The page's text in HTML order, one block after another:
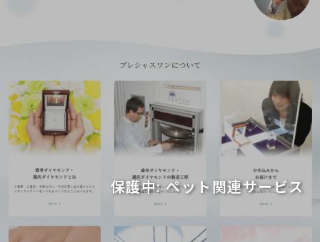
保護中: ペット関連サービス